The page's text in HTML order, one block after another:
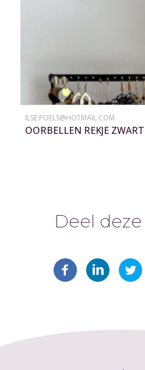
ILSE.POELS@HOTMAIL.COM
OORBELLEN REKJE ZWART
Deel